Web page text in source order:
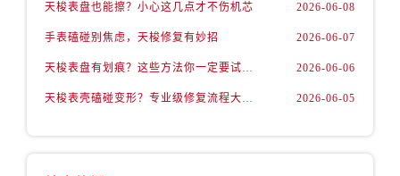
天梭表盘也能擦？小心这几点才不伤机芯 2026-06-08
手表磕碰别焦虑，天梭修复有妙招 2026-06-07
天梭表盘有划痕？这些方法你一定要试试！ 2026-06-06
天梭表壳磕碰变形？专业级修复流程大公开 2026-06-05